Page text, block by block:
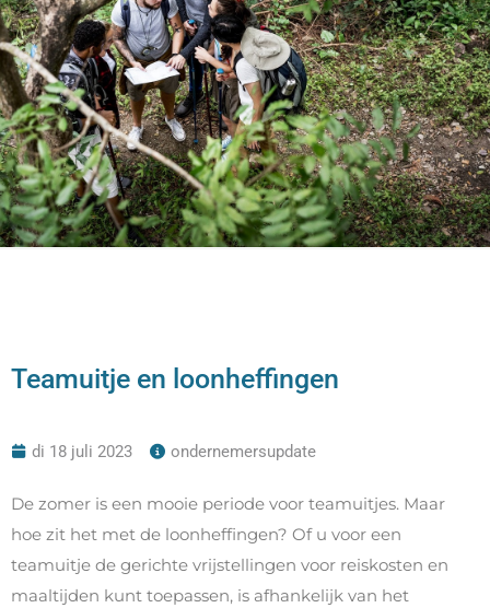
Teamuitje en loonheffingen
di 18 juli 2023 ondernemersupdate
De zomer is een mooie periode voor teamuitjes. Maar
hoe zit het met de loonheffingen? Of u voor een
teamuitje de gerichte vrijstellingen voor reiskosten en
maaltijden kunt toepassen, is afhankelijk van het